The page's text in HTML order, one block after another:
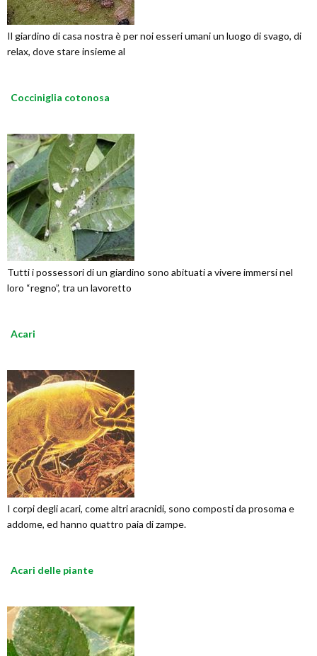
Il giardino di casa nostra è per noi esseri umani un luogo di svago, di
relax, dove stare insieme al
Cocciniglia cotonosa
Tutti i possessori di un giardino sono abituati a vivere immersi nel
loro “regno”, tra un lavoretto
Acari
I corpi degli acari, come altri aracnidi, sono composti da prosoma e
addome, ed hanno quattro paia di zampe.
Acari delle piante